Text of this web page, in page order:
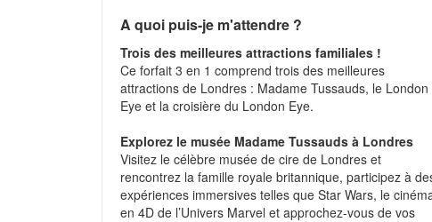
A quoi puis-je m'attendre ?
Trois des meilleures attractions familiales !
Ce forfait 3 en 1 comprend trois des meilleures
attractions de Londres : Madame Tussauds, le London
Eye et la croisière du London Eye.
Explorez le musée Madame Tussauds à Londres
Visitez le célèbre musée de cire de Londres et
rencontrez la famille royale britannique, participez à
expériences immersives telles que Star Wars, le
en 4D de l’Univers Marvel et approchez-vous de vos